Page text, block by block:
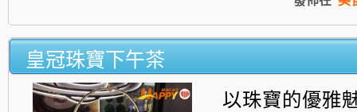
皇冠珠寶下午茶
以珠寶的優雅